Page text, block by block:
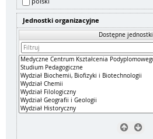
Jednostki organizacyjne
Dostępne jednostki